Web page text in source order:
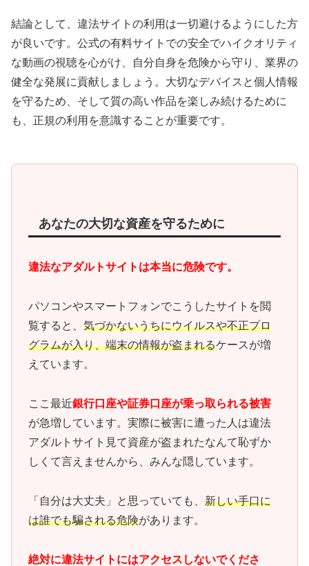
結論として、違法サイトの利用は一切避けるようにした方
が良いです。公式の有料サイトでの安全でハイクオリティ
な動画の視聴を心がけ、自分自身を危険から守り、業界の
健全な発展に貢献しましょう。大切なデバイスと個人情報
を守るため、そして質の高い作品を楽しみ続けるために
も、正規の利用を意識することが重要です。
あなたの大切な資産を守るために
違法なアダルトサイトは本当に危険です。
パソコンやスマートフォンでこうしたサイトを閲
覧すると、 気づかないうちにウイルスや不正プロ
グラムが入り、端末の情報が盗まれるケースが増
えています。
ここ最近銀行口座や証券口座が乗っ取られる被害
が急増しています。実際に被害に遭った人は違法
アダルトサイト見て資産が盗まれたなんて恥ずか
しくて言えませんから、みんな隠しています。
「自分は大丈夫」と思っていても、 新しい手口に
は誰でも騙される危険があります。
絶対に違法サイトにはアクセスしないでくださ